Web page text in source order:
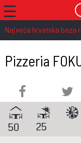
☰
Najveća hrvatska baza
Pizzeria
50 25